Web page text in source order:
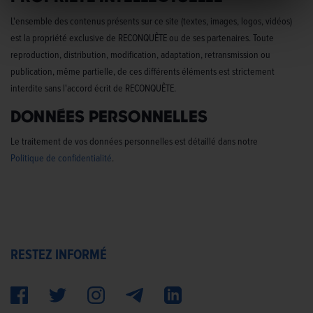
L'ensemble des contenus présents sur ce site (textes, images, logos, vidéos)
est la propriété exclusive de RECONQUÊTE ou de ses partenaires. Toute
reproduction, distribution, modification, adaptation, retransmission ou
publication, même partielle, de ces différents éléments est strictement
interdite sans l'accord écrit de RECONQUÊTE.
Données personnelles
Le traitement de vos données personnelles est détaillé dans notre
Politique de confidentialité.
RESTEZ INFORMÉ